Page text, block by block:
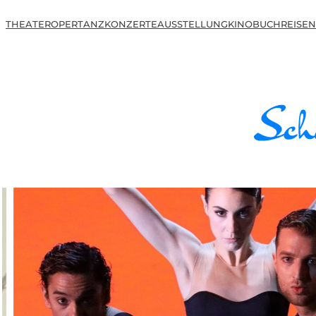
THEATEROPERTANZKONZERTEAUSSTELLUNGKINOBUCHREISEN